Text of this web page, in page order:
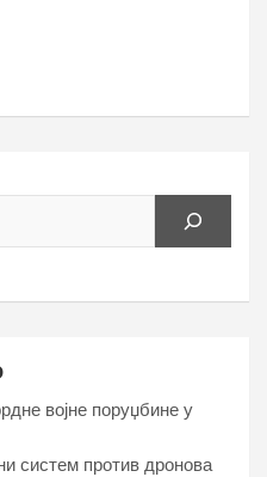
војне поруџбине у
систем против дронова